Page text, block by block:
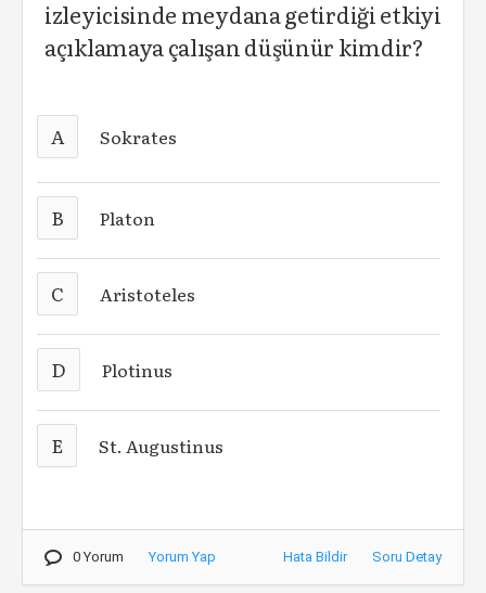
izleyicisinde meydana getirdiği etkiyi
açıklamaya çalışan düşünür kimdir?
A Sokrates
B Platon
C Aristoteles
D Plotinus
E St. Augustinus
0 Yorum Yorum Yap Hata Bildir Soru Detay